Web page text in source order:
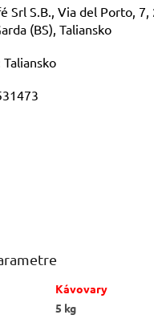
Srl S.B., Via del Porto, 7,
(BS), Taliansko
Kávovary
5 kg